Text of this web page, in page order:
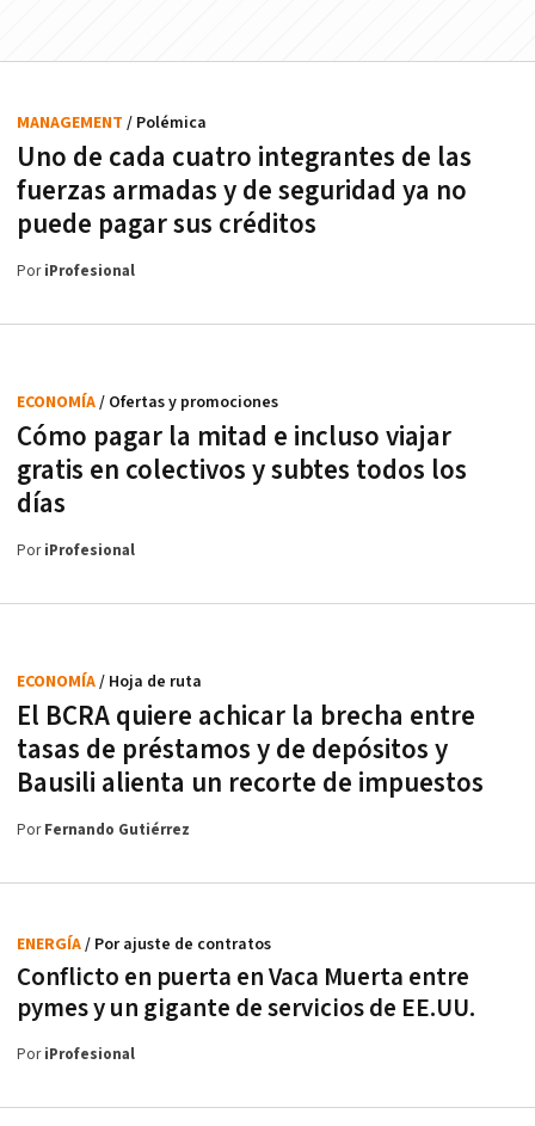
Uno de cada cuatro integrantes de las
fuerzas armadas y de seguridad ya no
puede pagar sus créditos
MANAGEMENT / Polémica
PoriProfesional
Cómo pagar la mitad e incluso viajar
gratis en colectivos y subtes todos los
días
ECONOMÍA/ Ofertas y promociones
PoriProfesional
El BCRA quiere achicar la brecha entre
tasas de préstamos y de depósitos y
Bausili alienta un recorte de impuestos
ECONOMÍA/ Hoja de ruta
PorFernando Gutiérrez
Conflicto en puerta en Vaca Muerta entre
pymes y un gigante de servicios de EE.UU.
ENERGÍA/ Por ajuste de contratos
PoriProfesional